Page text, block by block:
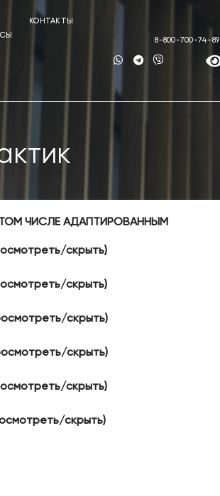
КОНТАКТЫ
8-800-700-74-89
ЧИСЛЕ АДАПТИРОВАННЫМ
скрыть)
скрыть)
скрыть)
скрыть)
скрыть)
скрыть)